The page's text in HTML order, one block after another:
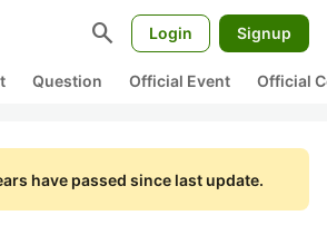
search Login Signup
Question Official Event Official
have passed since last update.